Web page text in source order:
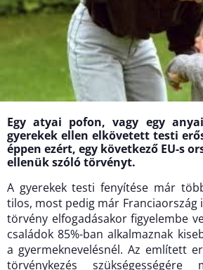
Egy atyai pofon, vagy egy
gyerekek ellen elkövetett testi
éppen ezért, egy következő EU-s
ellenük szóló törvényt.
A gyerekek testi fenyítése már
tilos, most pedig már Franciaország
törvény elfogadásakor figyelembe
családok 85%-ban alkalmaznak
a gyermeknevelésnél. Az említett
törvénykezés